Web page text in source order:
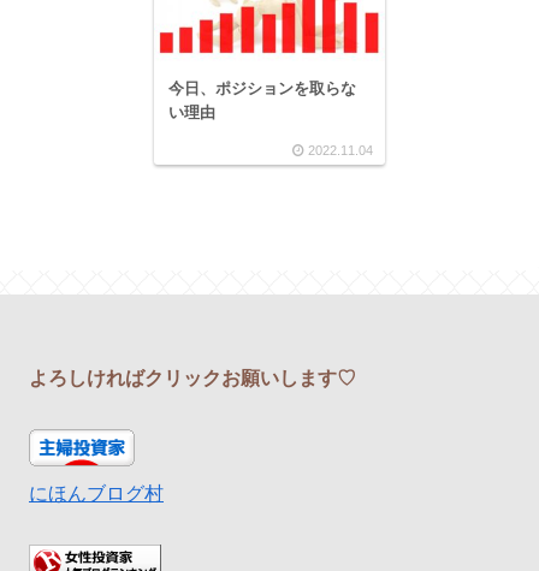
今日、ポジションを取らな
い理由
2022.11.04
よろしければクリックお願いします♡
にほんブログ村